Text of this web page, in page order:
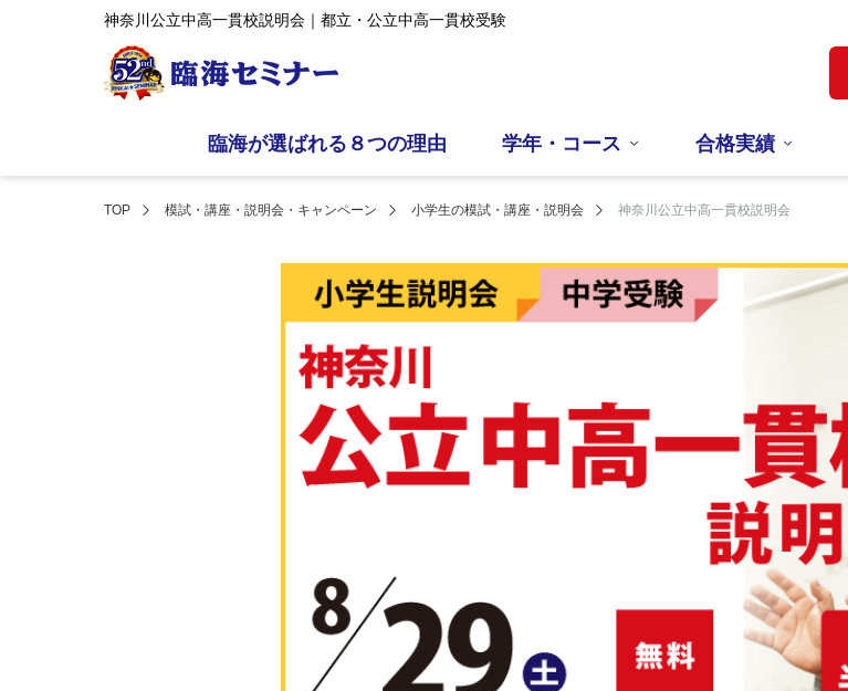
神奈川公立中高一貫校説明会｜都立・公立中高一貫校受験
臨海が選ばれる８つの理由 学年・コース 合格実績
TOP 模試・講座・説明会・キャンペーン 小学生の模試・講座・説明会 神奈川公立中高一貫校説明会